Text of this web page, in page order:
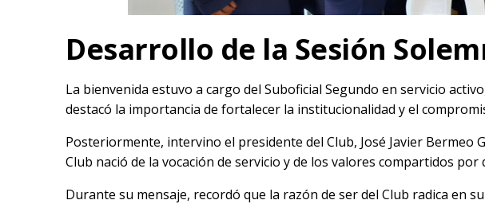
Desarrollo de la Sesión
La bienvenida estuvo a cargo del Suboficial Segundo en servicio
destacó la importancia de fortalecer la institucionalidad y el
Posteriormente, intervino el presidente del Club, José Javier Bermeo
Club nació de la vocación de servicio y de los valores compartidos
Durante su mensaje, recordó que la razón de ser del Club radica en